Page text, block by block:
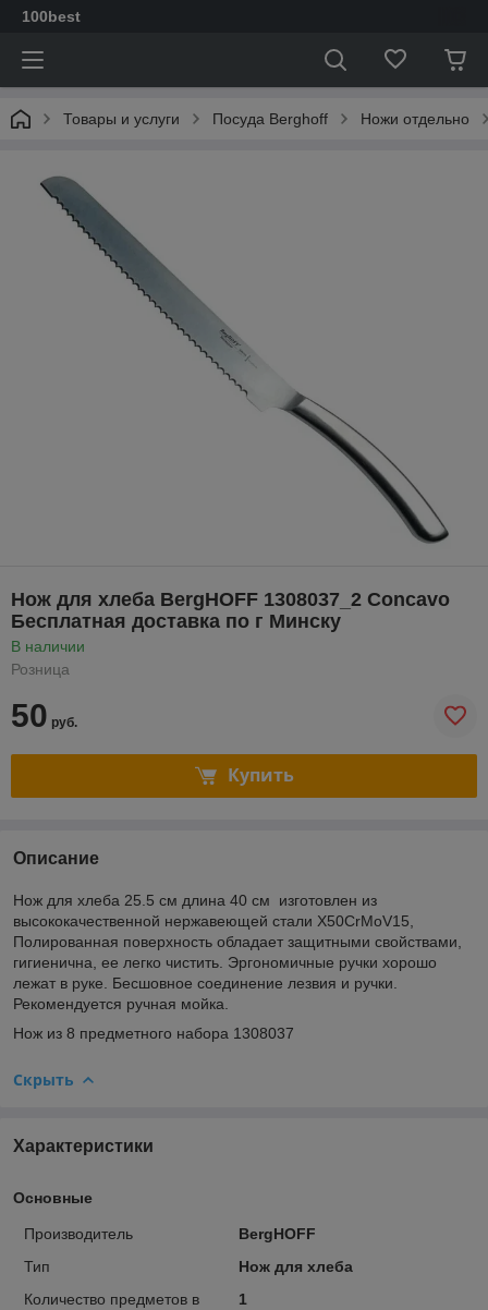
100best
Товары и услуги Посуда Berghoff Ножи отдельно
Нож для хлеба BergHOFF 1308037_2 Concavo
Бесплатная доставка по г Минску
В наличии
Розница
50 руб.
Купить
Описание
Нож для хлеба 25.5 см длина 40 см изготовлен из
высококачественной нержавеющей стали X50CrMoV15,
Полированная поверхность обладает защитными свойствами,
гигиенична, ее легко чистить. Эргономичные ручки хорошо
лежат в руке. Бесшовное соединение лезвия и ручки.
Рекомендуется ручная мойка.
Нож из 8 предметного набора 1308037
Скрыть
Характеристики
Основные
Производитель
BergHOFF
Тип
Нож для хлеба
Количество предметов в
1